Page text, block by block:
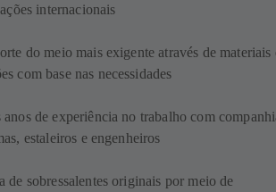
internacionais
do meio mais exigente através de materiais
com base nas necessidades
de experiência no trabalho com
estaleiros e engenheiros
de sobressalentes originais por meio de